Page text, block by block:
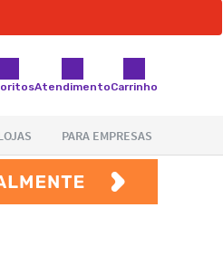
AtendimentoCarrinho